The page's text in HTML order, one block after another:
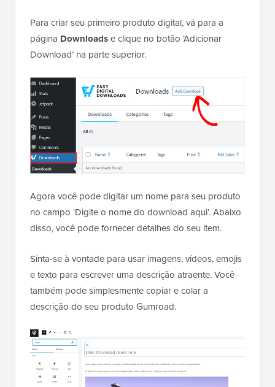
Para criar seu primeiro produto digital, vá para a
página Downloadse clique no botão ‘Adicionar
Download’ na parte superior.
Agora você pode digitar um nome para seu produto
no campo ‘Digite o nome do download aqui’. Abaixo
disso, você pode fornecer detalhes do seu item.
Sinta-se à vontade para usar imagens, vídeos, emojis
e texto para escrever uma descrição atraente. Você
também pode simplesmente copiar e colar a
descrição do seu produto Gumroad.